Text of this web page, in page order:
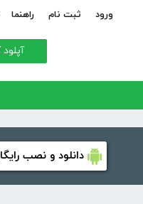
ورود ثبت نام راهنما
دانلود و نصب